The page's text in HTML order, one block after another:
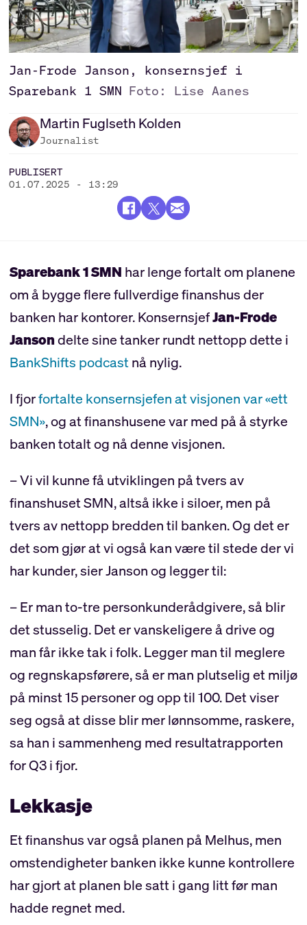
Jan-Frode Janson, konsernsjef i
Sparebank 1 SMN Foto: Lise Aanes
Martin Fuglseth Kolden
Journalist
PUBLISERT
01.07.2025 - 13:29
Sparebank 1 SMN har lenge fortalt om planene
om å bygge flere fullverdige finanshus der
banken har kontorer. KonsernsjefJan-Frode
Jansondelte sine tanker rundt nettopp dette i
BankShifts podcastnå nylig.
I fjorfortalte konsernsjefen at visjonen var «ett
SMN», og at finanshusene var med på å styrke
banken totalt og nå denne visjonen.
– Vi vil kunne få utviklingen på tvers av
finanshuset SMN, altså ikke i siloer, men på
tvers av nettopp bredden til banken. Og det er
det som gjør at vi også kan være til stede der vi
har kunder, sier Janson og legger til:
– Er man to-tre personkunderådgivere, så blir
det stusselig. Det er vanskeligere å drive og
man får ikke tak i folk. Legger man til meglere
og regnskapsførere, så er man plutselig et miljø
på minst 15 personer og opp til 100. Det viser
seg også at disse blir mer lønnsomme, raskere,
sa han i sammenheng med resultatrapporten
for Q3 i fjor.
Lekkasje
Et finanshus var også planen på Melhus, men
omstendigheter banken ikke kunne kontrollere
har gjort at planen ble satt i gang litt før man
hadde regnet med.